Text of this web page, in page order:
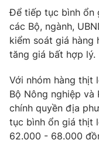
Tổng đài VTV:024.38
Ðiện thoại Thời báo
Email: toasoan@vtv.vn
Liên hệ quảng cáo:
Để tiếp tục bình ổn
các Bộ, ngành,
kiểm soát giá hàng
tăng giá bất hợp lý.
Với nhóm hàng thịt
Bộ Nông nghiệp và
chính quyền địa
tục bình ổn giá thịt
62.000 - 68.000